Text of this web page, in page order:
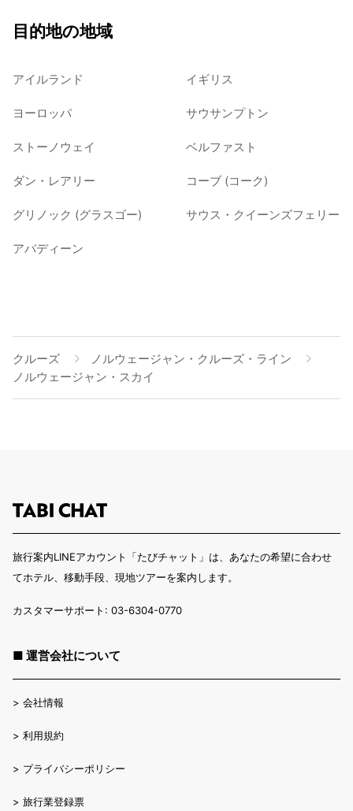
目的地の地域
アイルランド イギリス
ヨーロッパ サウサンプトン
ストーノウェイ ベルファスト
ダン・レアリー コーブ (コーク)
グリノック (グラスゴー) サウス・クイーンズフェリー
アバディーン
クルーズ
ノルウェージャン・クルーズ・ライン
ノルウェージャン・スカイ
旅行案内LINEアカウント「たびチャット」は、あなたの希望に合わせ
てホテル、移動手段、現地ツアーを案内します。
カスタマーサポート: 03-6304-0770
■ 運営会社について
> 会社情報
> 利用規約
> プライバシーポリシー
> 旅行業登録票